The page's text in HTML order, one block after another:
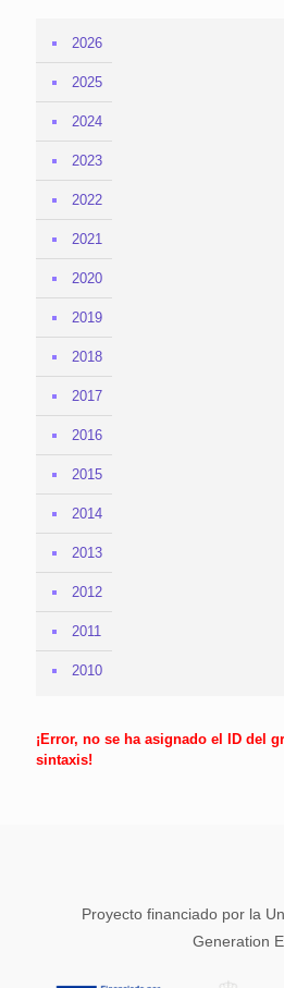
2026
2025
2024
2023
2022
2021
2020
2019
2018
2017
2016
2015
2014
2013
2012
2011
2010
¡Error, no se ha asignado el ID del
sintaxis!
Proyecto financiado por la
Generation